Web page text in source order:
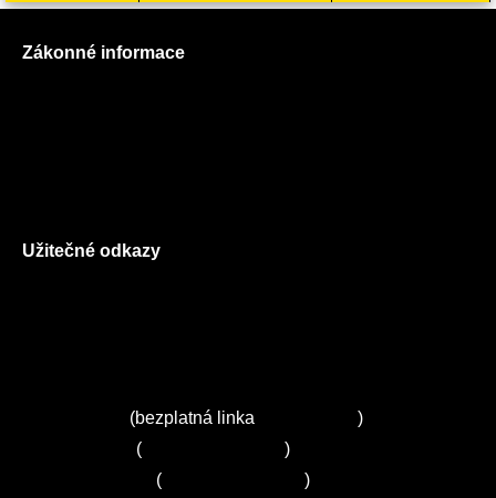
Zákonné informace
Užitečné odkazy
(bezplatná linka
)
(
)
( )